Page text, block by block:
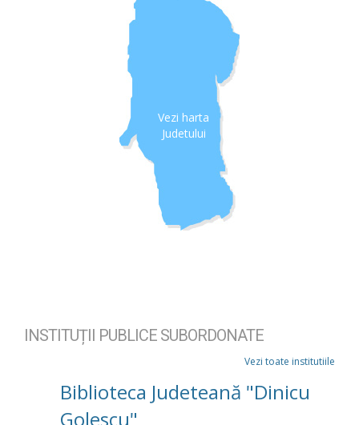
Vezi harta
Judetului
INSTITUȚII PUBLICE SUBORDONATE
Vezi toate institutiile
Biblioteca Judeteană "Dinicu
Golescu"